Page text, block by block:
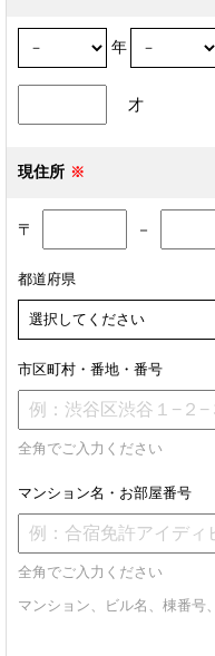
年
才
現住所
〒 －
都道府県
市区町村・番地・番号
全角でご入力ください
マンション名・お部屋番号
全角でご入力ください
マンション、ビル名、棟番号